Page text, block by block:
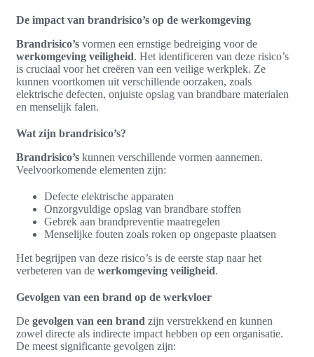
De impact van brandrisico’s op de werkomgeving
Brandrisico’s vormen een ernstige bedreiging voor de
werkomgeving veiligheid. Het identificeren van deze risico’s
is cruciaal voor het creëren van een veilige werkplek. Ze
kunnen voortkomen uit verschillende oorzaken, zoals
elektrische defecten, onjuiste opslag van brandbare materialen
en menselijk falen.
Wat zijn brandrisico’s?
Brandrisico’s kunnen verschillende vormen aannemen.
Veelvoorkomende elementen zijn:
Defecte elektrische apparaten
Onzorgvuldige opslag van brandbare stoffen
Gebrek aan brandpreventie maatregelen
Menselijke fouten zoals roken op ongepaste plaatsen
Het begrijpen van deze risico’s is de eerste stap naar het
verbeteren van de werkomgeving veiligheid.
Gevolgen van een brand op de werkvloer
De gevolgen van een brand zijn verstrekkend en kunnen
zowel directe als indirecte impact hebben op een organisatie.
De meest significante gevolgen zijn: